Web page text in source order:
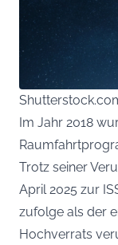
Im Jahr 2018
Trotz seiner
April 2025 zur
zufolge als der
Hochverrats